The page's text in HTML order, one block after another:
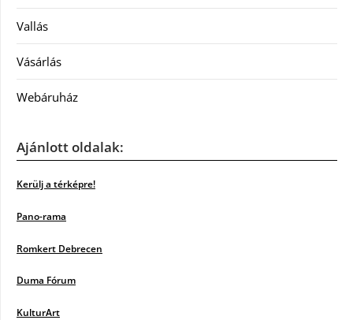
Vallás
Vásárlás
Webáruház
Ajánlott oldalak:
Kerülj a térképre!
Pano-rama
Romkert Debrecen
Duma Fórum
KulturArt